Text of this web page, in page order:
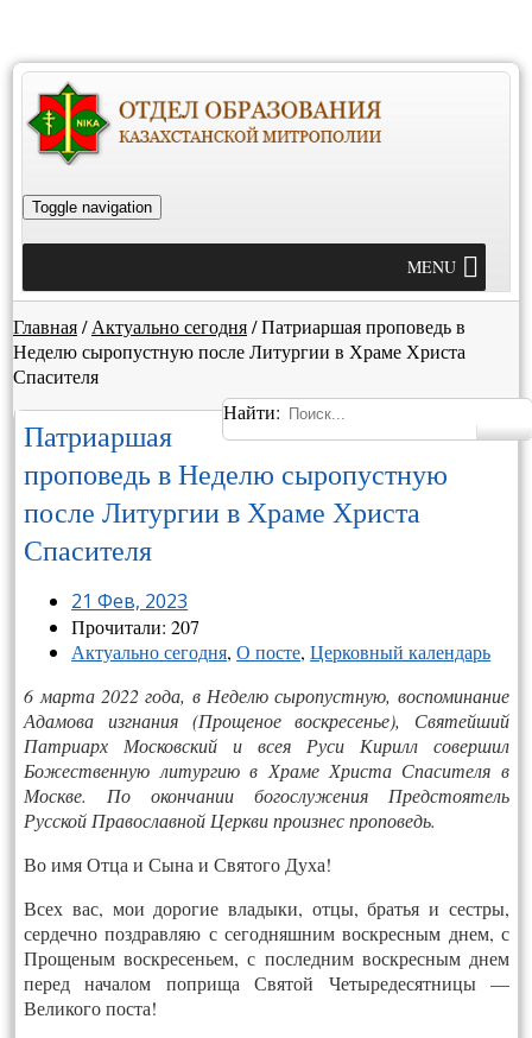
Toggle navigation
MENU
Главная/ Актуально сегодня/Патриаршая проповедь в
Неделю сыропустную после Литургии в Храме Христа
Спасителя
Найти:
Патриаршая
проповедь в Неделю сыропустную
после Литургии в Храме Христа
Спасителя
21 Фев, 2023
Прочитали: 207
Актуально сегодня,О посте,Церковный календарь
6 марта 2022 года, в Неделю сыропустную, воспоминание
Адамова изгнания (Прощеное воскресенье), Святейший
Патриарх Московский и всея Руси Кирилл совершил
Божественную литургию в Храме Христа Спасителя в
Москве. По окончании богослужения Предстоятель
Русской Православной Церкви произнес проповедь.
Во имя Отца и Сына и Святого Духа!
Всех вас, мои дорогие владыки, отцы, братья и сестры,
сердечно поздравляю с сегодняшним воскресным днем, с
Прощеным воскресеньем, с последним воскресным днем
перед началом поприща Святой Четыредесятницы —
Великого поста!